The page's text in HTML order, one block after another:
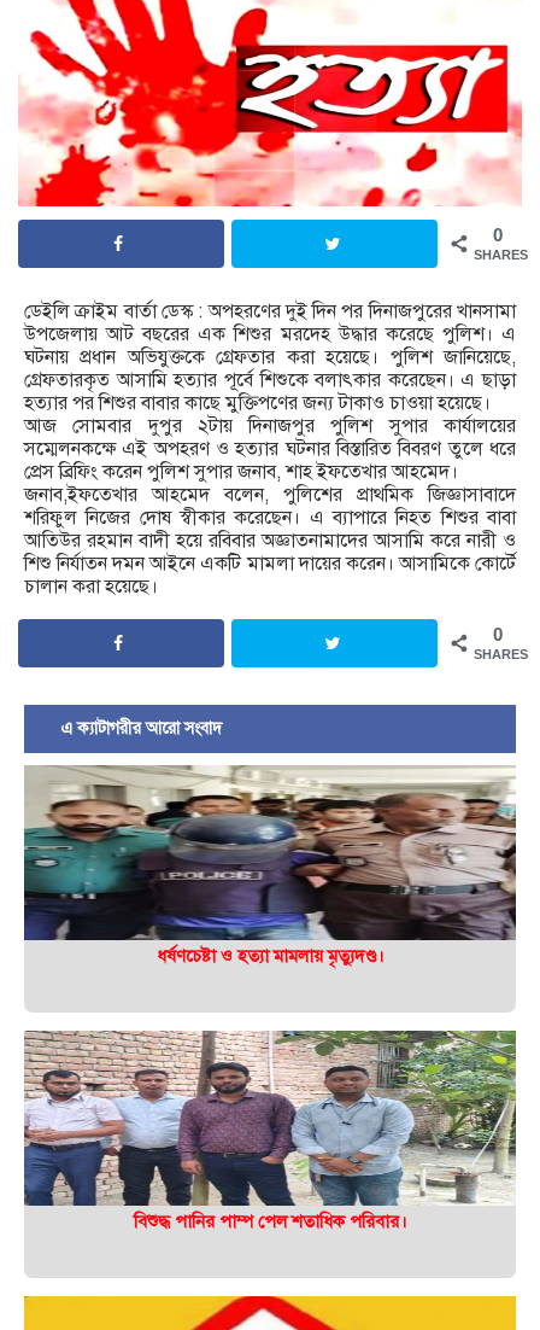
0
SHARES
ডেইলি ক্রাইম বার্তা ডেস্ক : অপহরণের দুই দিন পর দিনাজপুরের খানসামা
উপজেলায় আট বছরের এক শিশুর মরদেহ উদ্ধার করেছে পুলিশ। এ
ঘটনায় প্রধান অভিযুক্তকে গ্রেফতার করা হয়েছে। পুলিশ জানিয়েছে,
গ্রেফতারকৃত আসামি হত্যার পূর্বে শিশুকে বলাৎকার করেছেন। এ ছাড়া
হত্যার পর শিশুর বাবার কাছে মুক্তিপণের জন্য টাকাও চাওয়া হয়েছে।
আজ সোমবার দুপুর ২টায় দিনাজপুর পুলিশ সুপার কার্যালয়ের
সম্মেলনকক্ষে এই অপহরণ ও হত্যার ঘটনার বিস্তারিত বিবরণ তুলে ধরে
প্রেস ব্রিফিং করেন পুলিশ সুপার জনাব, শাহ ইফতেখার আহমেদ।
জনাব,ইফতেখার আহমেদ বলেন, পুলিশের প্রাথমিক জিজ্ঞাসাবাদে
শরিফুল নিজের দোষ স্বীকার করেছেন। এ ব্যাপারে নিহত শিশুর বাবা
আতিউর রহমান বাদী হয়ে রবিবার অজ্ঞাতনামাদের আসামি করে নারী ও
শিশু নির্যাতন দমন আইনে একটি মামলা দায়ের করেন। আসামিকে কোর্টে
চালান করা হয়েছে।
0
SHARES
এ ক্যাটাগরীর আরো সংবাদ
ধর্ষণচেষ্টা ও হত্যা মামলায় মৃত্যুদণ্ড।
বিশুদ্ধ পানির পাম্প পেল শতাধিক পরিবার।